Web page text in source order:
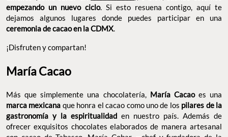
empezando un nuevo ciclo. Si esto resuena contigo, aquí te
dejamos algunos lugares donde puedes participar en una
ceremonia de cacao en la CDMX.
¡Disfruten y compartan!
María Cacao
Más que simplemente una chocolatería, María Cacaoes una
marca mexicana que honra el cacao como uno de los pilares de la
gastronomía y la espiritualidad en nuestro país. Además de
ofrecer exquisitos chocolates elaborados de manera artesanal